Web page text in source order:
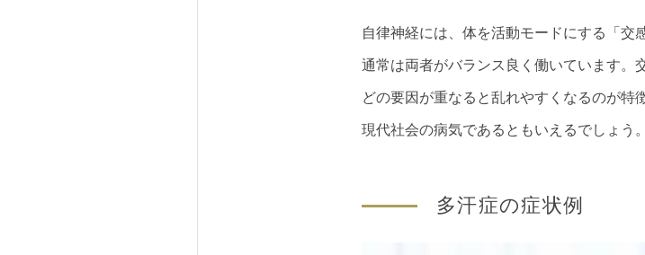
自律神経には、体を活動モードにする「交
通常は両者がバランス良く働いています。
どの要因が重なると乱れやすくなるのが特
現代社会の病気であるともいえるでしょう。
多汗症の症状例